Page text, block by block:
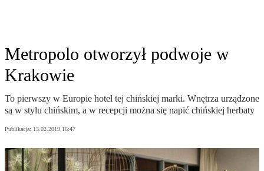
Metropolo otworzył podwoje w
Krakowie
To pierwszy w Europie hotel tej chińskiej marki. Wnętrza urządzone
są w stylu chińskim, a w recepcji można się napić chińskiej herbaty
Publikacja: 13.02.2019 16:47